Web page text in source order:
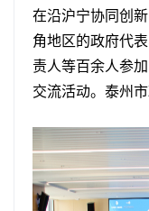
在沿沪宁协同创
角地区的政府代
责人等百余人参
交流活动。泰州